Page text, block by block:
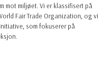
mot miljøet. Vi er klassifisert på
Fair Trade Organization, og vi
som fokuserer på